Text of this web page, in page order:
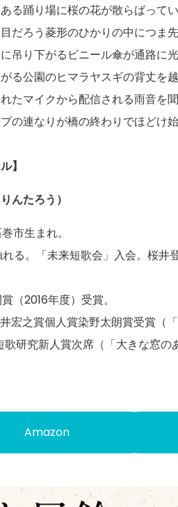
る踊り場に桜の花が散らばって
だろう菱形のひかりの中につま
吊り下がるビニール傘が通路に
る公園のヒマラヤスギの背丈を
たマイクから配信される雨音を聞
の連なりが橋の終わりでほどけ
】
んたろう）
市生まれ。
る。「未来短歌会」入会。桜井
（2016年度）受賞。
之賞個人賞染野太朗賞受賞（「
研究新人賞次席（「大きな窓の
Amazon